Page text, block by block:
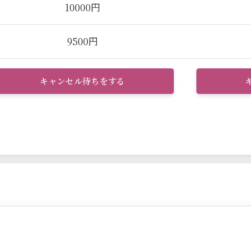
10000円
9500円
キャンセル待ちをする